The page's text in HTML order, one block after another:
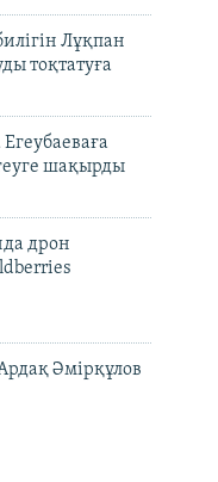
Лұқпан
тоқтатуға
шақырды
дрон
Әмірқұлов